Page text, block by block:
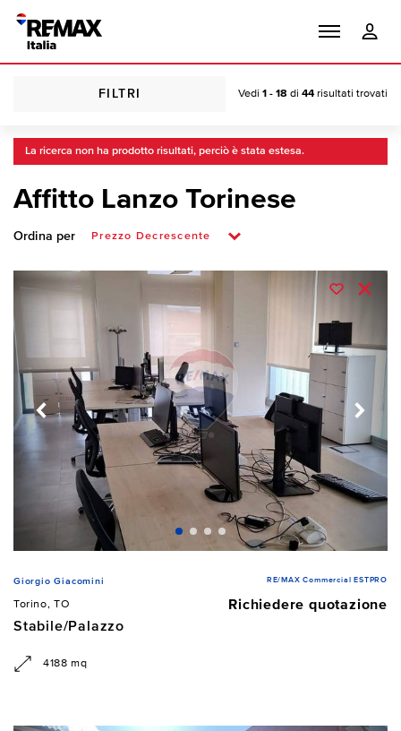
FILTRI Vedi 1 - 18 di 44risultati trovati
La ricerca non ha prodotto risultati, perciò è stata estesa.
Affitto Lanzo Torinese
Ordina per
Giorgio Giacomini RE/MAX Commercial ESTPRO
Torino, TO
Richiedere quotazione
Stabile/Palazzo
4188 mq